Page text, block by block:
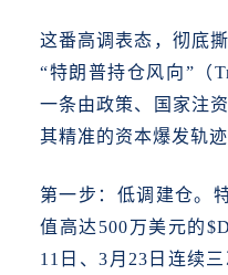
这番高调表态，彻底
“特朗普持仓风向”（
一条由政策、国家注
其精准的资本爆发轨迹
第一步：低调建仓。
值高达500万美元的
11日、3月23日连续